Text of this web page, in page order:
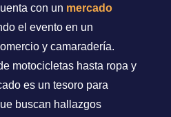
con un mercado
el evento en un
y camaradería.
motocicletas hasta ropa y
es un tesoro para
buscan hallazgos